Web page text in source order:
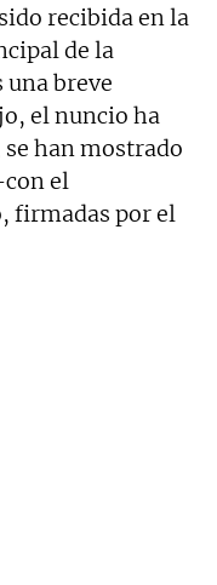
recibida en la
de la
breve
el nuncio ha
han mostrado
el
firmadas por el